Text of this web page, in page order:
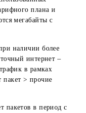
до срока
составляет 30 дней с
расход МБ
тарифам.
тарифного плана и
мегабайты с